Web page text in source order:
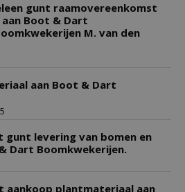
gunt raamovereenkomst
Boot & Dart
M. van den
aan Boot & Dart
gunt levering van bomen en
Dart Boomkwekerijen.
aankoop plantmateriaal aan